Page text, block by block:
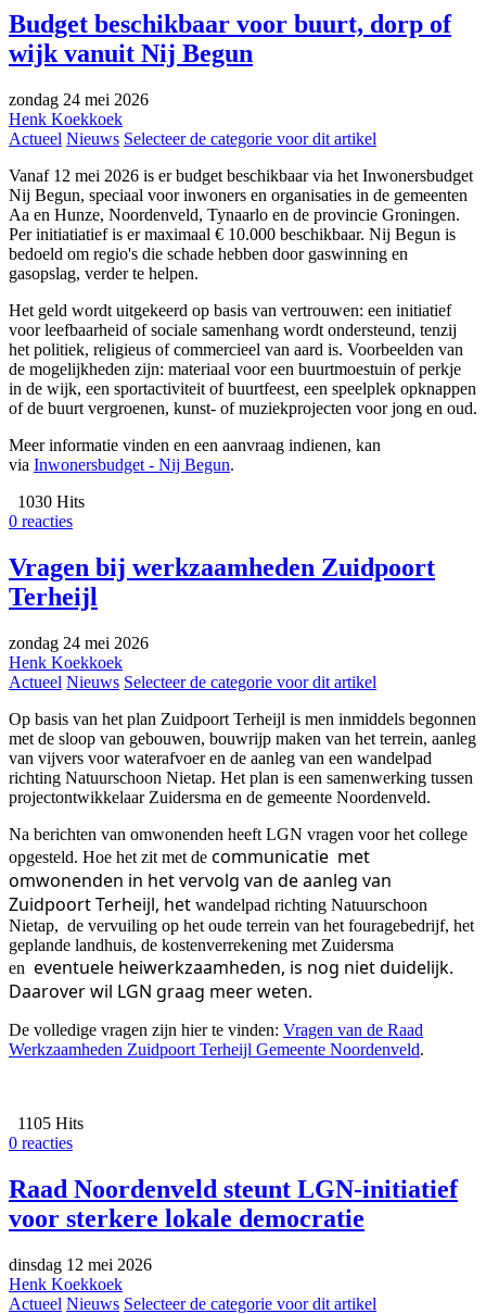
Budget beschikbaar voor buurt, dorp of
wijk vanuit Nij Begun
zondag 24 mei 2026
Henk Koekkoek
Actueel Nieuws Selecteer de categorie voor dit artikel
Vanaf 12 mei 2026 is er budget beschikbaar via het Inwonersbudget
Nij Begun, speciaal voor inwoners en organisaties in de gemeenten
Aa en Hunze, Noordenveld, Tynaarlo en de provincie Groningen.
Per initiatiatief is er maximaal € 10.000 beschikbaar. Nij Begun is
bedoeld om regio's die schade hebben door gaswinning en
gasopslag, verder te helpen.
Het geld wordt uitgekeerd op basis van vertrouwen: een initiatief
voor leefbaarheid of sociale samenhang wordt ondersteund, tenzij
het politiek, religieus of commercieel van aard is. Voorbeelden van
de mogelijkheden zijn: materiaal voor een buurtmoestuin of perkje
in de wijk, een sportactiviteit of buurtfeest, een speelplek opknappen
of de buurt vergroenen, kunst- of muziekprojecten voor jong en oud.
Meer informatie vinden en een aanvraag indienen, kan
via Inwonersbudget - Nij Begun.
1030 Hits
0 reacties
Vragen bij werkzaamheden Zuidpoort
Terheijl
zondag 24 mei 2026
Henk Koekkoek
Actueel Nieuws Selecteer de categorie voor dit artikel
Op basis van het plan Zuidpoort Terheijl is men inmiddels begonnen
met de sloop van gebouwen, bouwrijp maken van het terrein, aanleg
van vijvers voor waterafvoer en de aanleg van een wandelpad
richting Natuurschoon Nietap. Het plan is een samenwerking tussen
projectontwikkelaar Zuidersma en de gemeente Noordenveld.
Na berichten van omwonenden heeft LGN vragen voor het college
opgesteld. Hoe het zit met de communicatie met
omwonenden in het vervolg van de aanleg van
Zuidpoort Terheijl, het wandelpad richting Natuurschoon
Nietap, de vervuiling op het oude terrein van het fouragebedrijf, het
geplande landhuis, de kostenverrekening met Zuidersma
en eventuele heiwerkzaamheden, is nog niet duidelijk.
Daarover wil LGN graag meer weten.
De volledige vragen zijn hier te vinden: Vragen van de Raad
Werkzaamheden Zuidpoort Terheijl Gemeente Noordenveld.
1105 Hits
0 reacties
Raad Noordenveld steunt LGN-initiatief
voor sterkere lokale democratie
dinsdag 12 mei 2026
Henk Koekkoek
Actueel Nieuws Selecteer de categorie voor dit artikel